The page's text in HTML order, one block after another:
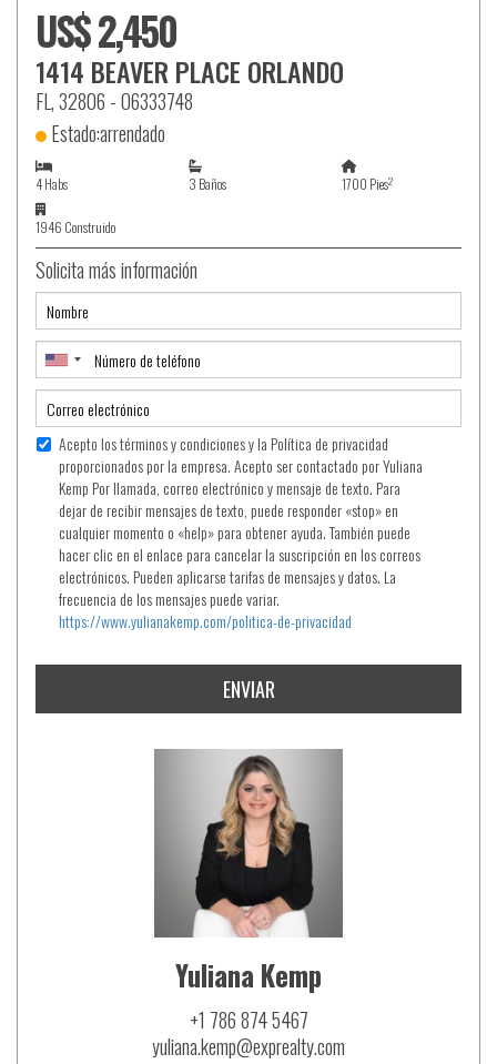
US$ 2,450
1414 BEAVER PLACE ORLANDO
FL, 32806 - O6333748
Estado:arrendado
4 Habs 3 Baños 1700 Pies2
1946 Construido
Solicita más información
Acepto los términos y condiciones y la Política de privacidad
proporcionados por la empresa. Acepto ser contactado por Yuliana
Kemp Por llamada, correo electrónico y mensaje de texto. Para
dejar de recibir mensajes de texto, puede responder «stop» en
cualquier momento o «help» para obtener ayuda. También puede
hacer clic en el enlace para cancelar la suscripción en los correos
electrónicos. Pueden aplicarse tarifas de mensajes y datos. La
frecuencia de los mensajes puede variar.
https://www.yulianakemp.com/politica-de-privacidad
ENVIAR
Yuliana Kemp
+1 786 874 5467
yuliana.kemp@exprealty.com